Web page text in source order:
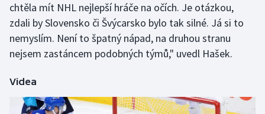
chtěla mít NHL nejlepší hráče na očích. Je otázkou,
zdali by Slovensko či Švýcarsko bylo tak silné. Já si to
nemyslím. Není to špatný nápad, na druhou stranu
nejsem zastáncem podobných týmů," uvedl Hašek.
Videa